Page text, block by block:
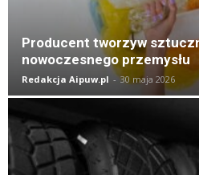
Producent tworzyw
nowoczesnego przemysłu
Redakcja Aipuw.pl - 30 maja 2026